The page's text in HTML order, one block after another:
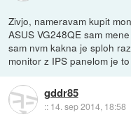
Zivjo, nameravam kupit
ASUS VG248QE sam
sam nvm kakna je sploh
monitor z IPS panelom je
gddr85
:: 14. sep 2014, 18:58